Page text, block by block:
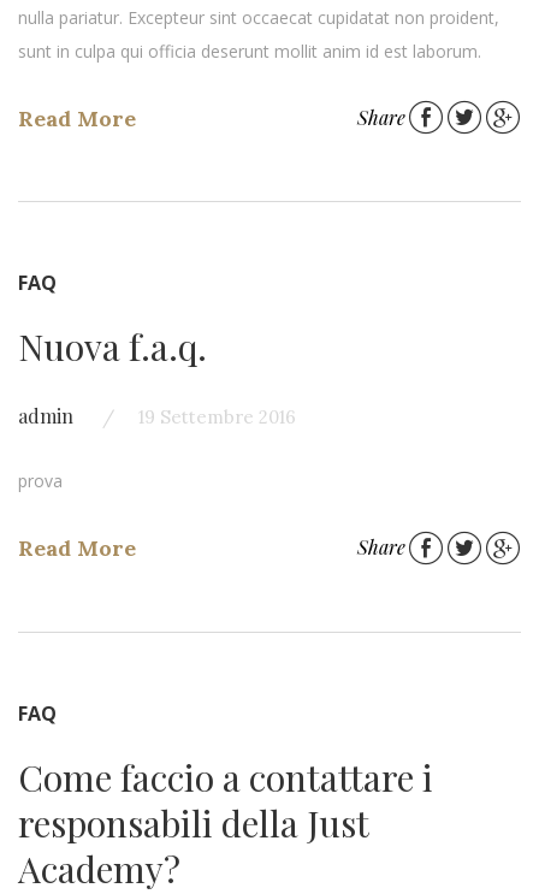
nulla pariatur. Excepteur sint occaecat cupidatat non proident,
sunt in culpa qui officia deserunt mollit anim id est laborum.
Read More Share
FAQ
Nuova f.a.q.
admin 19 Settembre 2016
prova
Read More Share
FAQ
Come faccio a contattare i
responsabili della Just
Academy?